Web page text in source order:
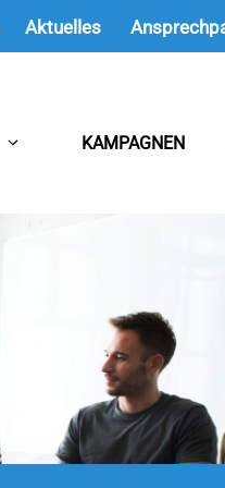
Aktuelles
KAMPAGNEN